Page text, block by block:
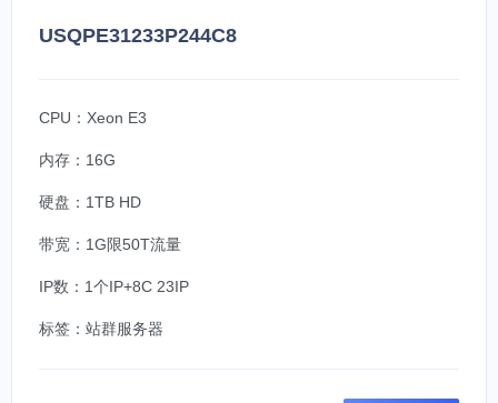
USQPE31233P244C8
CPU：Xeon E3
内存：16G
硬盘：1TB HD
带宽：1G限50T流量
IP数：1个IP+8C 23IP
标签： 站群服务器